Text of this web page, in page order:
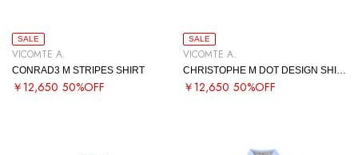
SALE
VICOMTE A.
CONRAD3 M STRIPES SHIRT
￥12,650 50%OFF
SALE
VICOMTE A.
￥12,650 50%OFF